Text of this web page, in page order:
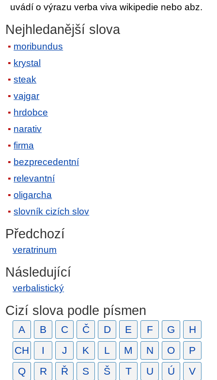
uvádí o výrazu verba viva wikipedie nebo abz.
Nejhledanější slova
moribundus
krystal
steak
vajgar
hrdobce
narativ
firma
bezprecedentní
relevantní
oligarcha
slovník cizích slov
Předchozí
veratrinum
Následující
verbalistický
Cizí slova podle písmen
A B C Č D E F G
H
CH
I J K L M N O
P
Q
R Ř S Š T U Ú V